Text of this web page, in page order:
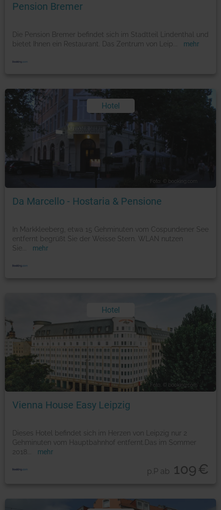
Pension Bremer
Die Pension Bremer befindet sich im Stadtteil Lindenthal und
bietet Ihnen ein Restaurant. Das Zentrum von Leip
mehr
Hotel
Foto: © booking.com
Da Marcello - Hostaria & Pensione
In Markkleeberg, etwa 15 Gehminuten vom Cospundener See
entfernt begrüßt Sie der Weisse Stern. WLAN nutzen
Sie
mehr
Hotel
Foto: © booking.com
Vienna House Easy Leipzig
Dieses Hotel befindet sich im Herzen von Leipzig nur 2
Gehminuten vom Hauptbahnhof entfernt.Das im Sommer
2018
mehr
p.P ab 109€